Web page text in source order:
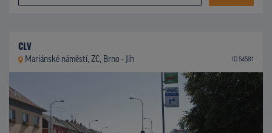
CLV
Mariánské náměstí, ZC, Brno - Jih ID 54581